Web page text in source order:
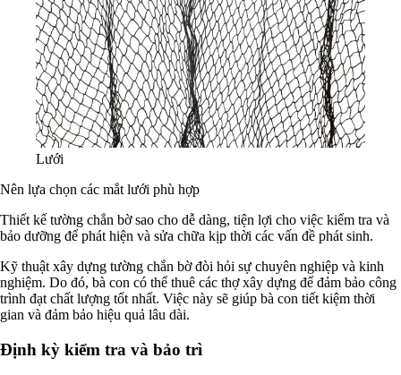
Lưới
Nên lựa chọn các mắt lưới phù hợp
Thiết kế tường chắn bờ sao cho dễ dàng, tiện lợi cho việc kiểm tra và
bảo dưỡng để phát hiện và sửa chữa kịp thời các vấn đề phát sinh.
Kỹ thuật xây dựng tường chắn bờ đòi hỏi sự chuyên nghiệp và kinh
nghiệm. Do đó, bà con có thể thuê các thợ xây dựng để đảm bảo công
trình đạt chất lượng tốt nhất. Việc này sẽ giúp bà con tiết kiệm thời
gian và đảm bảo hiệu quả lâu dài.
Định kỳ kiểm tra và bảo trì